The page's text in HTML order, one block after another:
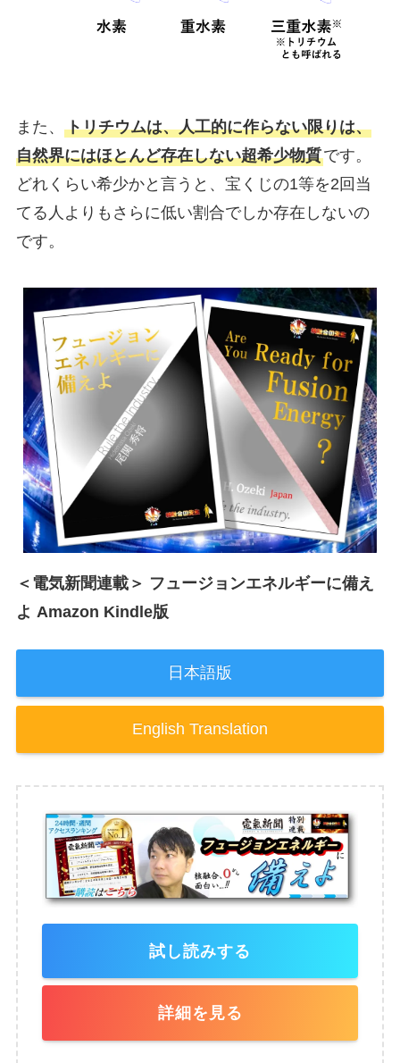
また、 トリチウムは、人工的に作らない限りは、
自然界にはほとんど存在しない超希少物質です。
どれくらい希少かと言うと、宝くじの1等を2回当
てる人よりもさらに低い割合でしか存在しないの
です。
＜電気新聞連載＞ フュージョンエネルギーに備え
よ Amazon Kindle版
日本語版
English Translation
試し読みする
詳細を見る